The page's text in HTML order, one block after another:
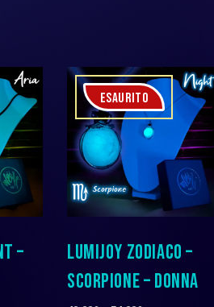
–
ESAURITO
LUMIJOY ZODIACO –
SCORPIONE – DONNA